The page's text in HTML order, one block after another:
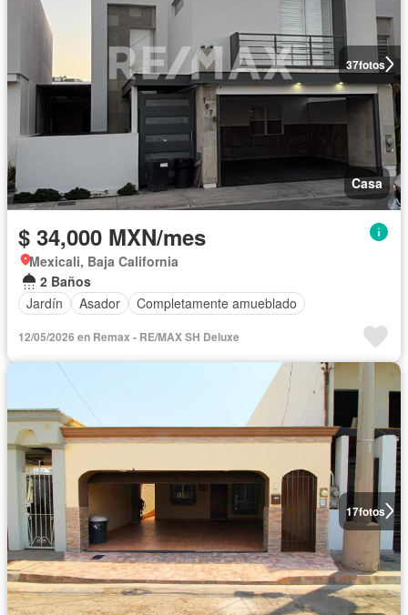
37fotos
Casa
$ 34,000 MXN/mes
Mexicali, Baja California
2 Baños
Jardín
Asador Completamente amueblado
12/05/2026 en Remax - RE/MAX SH Deluxe
17fotos